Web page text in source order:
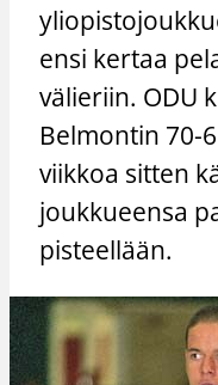
ensi kertaa
välieriin. ODU
Belmontin 70-
viikkoa sitten
joukkueensa
pisteellään.